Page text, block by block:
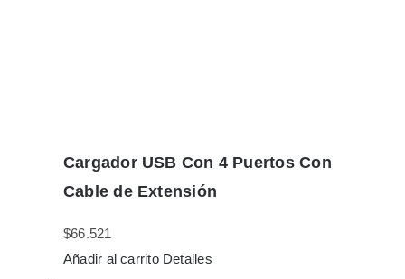
Cargador USB Con 4 Puertos Con
Cable de Extensión
$66.521
Añadir al carrito Detalles